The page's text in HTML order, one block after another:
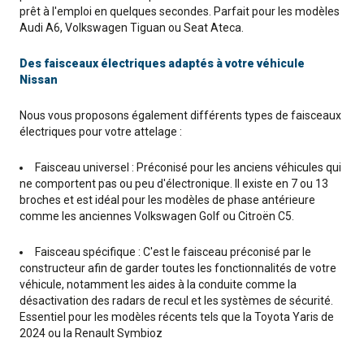
prêt à l'emploi en quelques secondes. Parfait pour les modèles
Audi A6, Volkswagen Tiguan ou Seat Ateca.
Des faisceaux électriques adaptés à votre véhicule
Nissan
Nous vous proposons également différents types de faisceaux
électriques pour votre attelage :
Faisceau universel : Préconisé pour les anciens véhicules qui
ne comportent pas ou peu d'électronique. Il existe en 7 ou 13
broches et est idéal pour les modèles de phase antérieure
comme les anciennes Volkswagen Golf ou Citroën C5.
Faisceau spécifique : C'est le faisceau préconisé par le
constructeur afin de garder toutes les fonctionnalités de votre
véhicule, notamment les aides à la conduite comme la
désactivation des radars de recul et les systèmes de sécurité.
Essentiel pour les modèles récents tels que la Toyota Yaris de
2024 ou la Renault Symbioz